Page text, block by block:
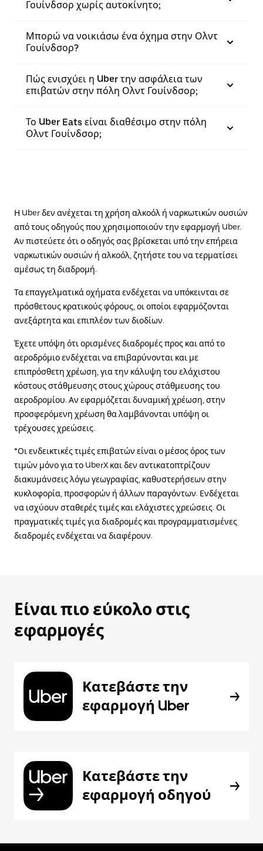
Γουίνδσορ χωρίς αυτοκίνητο;
Μπορώ να νοικιάσω ένα όχημα στην Ολντ
Γουίνδσορ?
Πώς ενισχύει η Uber την ασφάλεια των
επιβατών στην πόλη Ολντ Γουίνδσορ;
Το Uber Eats είναι διαθέσιμο στην πόλη
Ολντ Γουίνδσορ;
Η Uber δεν ανέχεται τη χρήση αλκοόλ ή ναρκωτικών ουσιών
από τους οδηγούς που χρησιμοποιούν την εφαρμογή Uber.
Αν πιστεύετε ότι ο οδηγός σας βρίσκεται υπό την επήρεια
ναρκωτικών ουσιών ή αλκοόλ, ζητήστε του να τερματίσει
αμέσως τη διαδρομή.
Τα επαγγελματικά οχήματα ενδέχεται να υπόκεινται σε
πρόσθετους κρατικούς φόρους, οι οποίοι εφαρμόζονται
ανεξάρτητα και επιπλέον των διοδίων.
Έχετε υπόψη ότι ορισμένες διαδρομές προς και από το
αεροδρόμιο ενδέχεται να επιβαρύνονται και με
επιπρόσθετη χρέωση, για την κάλυψη του ελάχιστου
κόστους στάθμευσης στους χώρους στάθμευσης του
αεροδρομίου. Αν εφαρμόζεται δυναμική χρέωση, στην
προσφερόμενη χρέωση θα λαμβάνονται υπόψη οι
τρέχουσες χρεώσεις.
*Οι ενδεικτικές τιμές επιβατών είναι ο μέσος όρος των
τιμών μόνο για το UberX και δεν αντικατοπτρίζουν
διακυμάνσεις λόγω γεωγραφίας, καθυστερήσεων στην
κυκλοφορία, προσφορών ή άλλων παραγόντων. Ενδέχεται
να ισχύουν σταθερές τιμές και ελάχιστες χρεώσεις. Οι
πραγματικές τιμές για διαδρομές και προγραμματισμένες
διαδρομές ενδέχεται να διαφέρουν.
Είναι πιο εύκολο στις
εφαρμογές
Κατεβάστε την
εφαρμογή Uber
Κατεβάστε την
εφαρμογή οδηγού